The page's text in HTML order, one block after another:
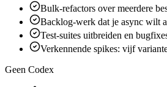
Bulk-refactors over meerdere
Backlog-werk dat je async wilt
Test-suites uitbreiden en
Verkennende spikes: vijf
Geen Codex